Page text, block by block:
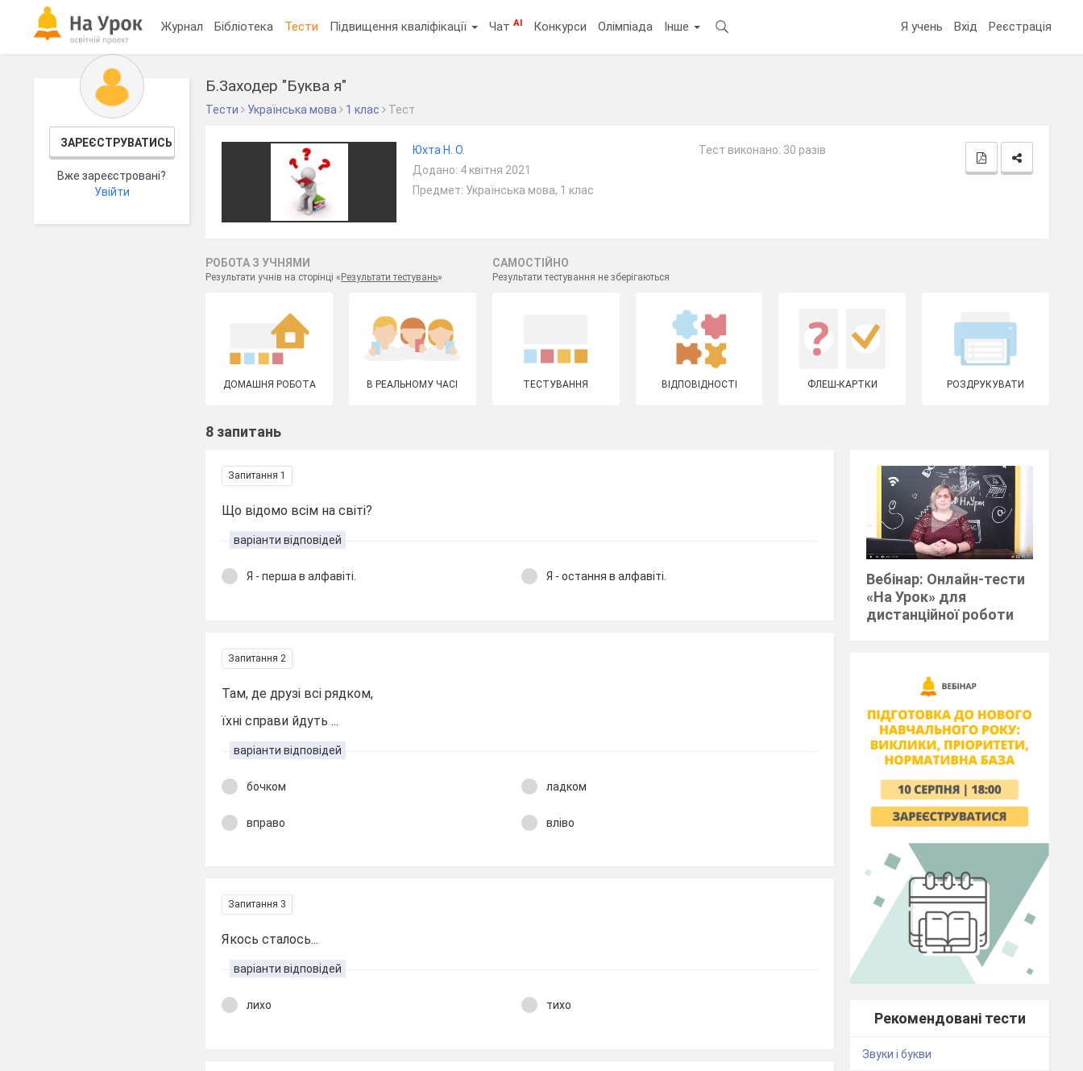
Журнал Бібліотека Тести Підвищення кваліфікації ЧатAI Конкурси Олімпіада Інше Я учень Вхід Реєстрація
ЗАРЕЄСТРУВАТИСЬ
Вже зареєстровані?
Увійти
Б.Заходер "Буква я"
Тести Українська мова 1 клас Тест
Юхта Н. О.
Додано: 4 квітня 2021
Предмет: Українська мова, 1 клас
Тест виконано: 30 разів
РОБОТА З УЧНЯМИ
Результати учнів на сторінці « Результати тестувань»
САМОСТІЙНО
Результати тестування не зберігаються
ДОМАШНЯ РОБОТА В РЕАЛЬНОМУ ЧАСІ ТЕСТУВАННЯ ВІДПОВІДНОСТІ ФЛЕШ-КАРТКИ РОЗДРУКУВАТИ
8 запитань
Запитання 1
Що відомо всім на світі?
варіанти відповідей
Я - перша в алфавіті. Я - остання в алфавіті.
Запитання 2
Там, де друзі всі рядком,
їхні справи йдуть ...
варіанти відповідей
бочком ладком
вправо вліво
Запитання 3
Якось сталось...
варіанти відповідей
лихо тихо
Вебінар: Онлайн-тести
«На Урок» для
дистанційної роботи
Рекомендовані тести
Звуки і букви